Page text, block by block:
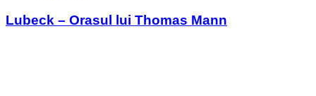
Lubeck – Orasul lui Thomas Mann